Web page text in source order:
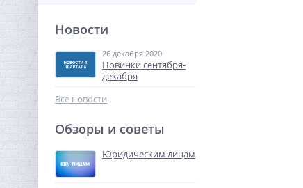
Футорка редукционная 1" x
1/2" НВ латунь UNI-FITT
193,60
Новости
26 декабря 2020
Новинки сентября-
декабря
Все новости
Обзоры и советы
Юридическим лицам